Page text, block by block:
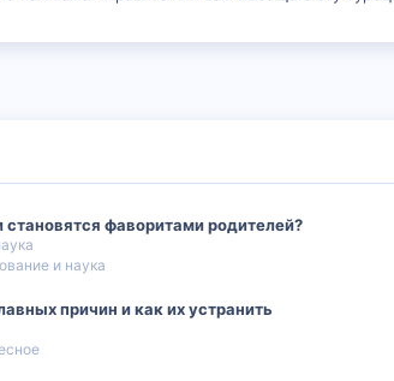
фаворитами родителей?
и наука
причин и как их устранить